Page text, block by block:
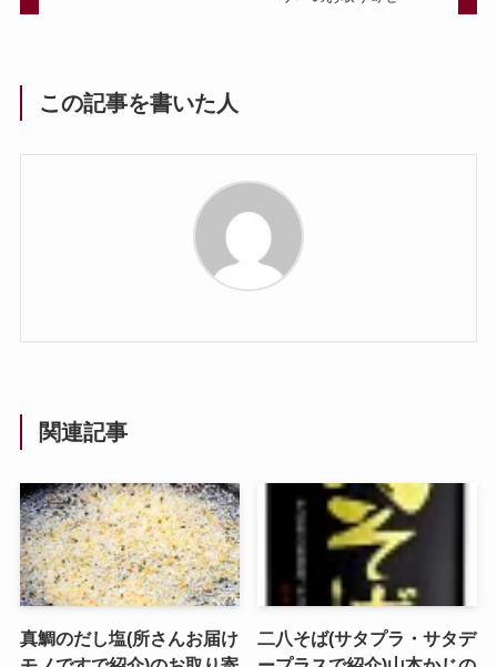
この記事を書いた人
関連記事
真鯛のだし塩(所さんお届け
二八そば(サタプラ・サタデ